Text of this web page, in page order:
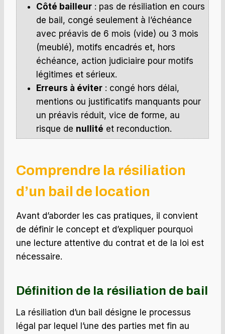
Côté bailleur : pas de résiliation en cours
de bail, congé seulement à l’échéance
avec préavis de 6 mois (vide) ou 3 mois
(meublé), motifs encadrés et, hors
échéance, action judiciaire pour motifs
légitimes et sérieux.
Erreurs à éviter : congé hors délai,
mentions ou justificatifs manquants pour
un préavis réduit, vice de forme, au
risque de nullité et reconduction.
Comprendre la résiliation
d’un bail de location
Avant d’aborder les cas pratiques, il convient
de définir le concept et d’expliquer pourquoi
une lecture attentive du contrat et de la loi est
nécessaire.
Définition de la résiliation de bail
La résiliation d’un bail désigne le processus
légal par lequel l’une des parties met fin au